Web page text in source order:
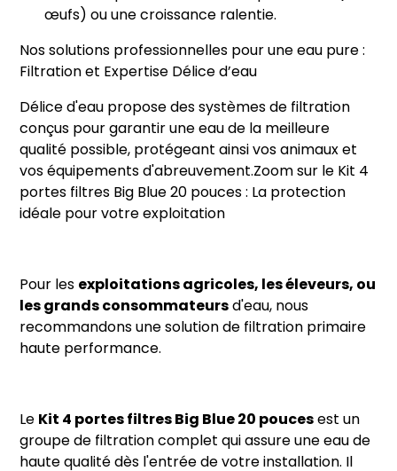
œufs) ou une croissance ralentie.
Nos solutions professionnelles pour une eau pure :
Filtration et Expertise Délice d’eau
Délice d'eau propose des systèmes de filtration
conçus pour garantir une eau de la meilleure
qualité possible, protégeant ainsi vos animaux et
vos équipements d'abreuvement.Zoom sur le Kit 4
portes filtres Big Blue 20 pouces : La protection
idéale pour votre exploitation
Pour les exploitations agricoles, les éleveurs, ou
les grands consommateurs d'eau, nous
recommandons une solution de filtration primaire
haute performance.
Le Kit 4 portes filtres Big Blue 20 pouces est un
groupe de filtration complet qui assure une eau de
haute qualité dès l'entrée de votre installation. Il